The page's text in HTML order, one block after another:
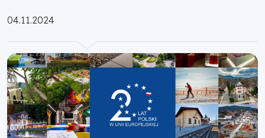
Opublikowano:
04.11.2024